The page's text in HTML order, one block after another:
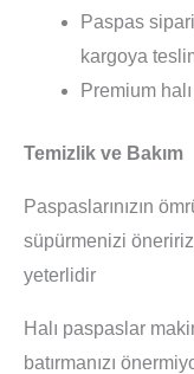
Paspas
kargoya
Premium
Temizlik ve Bakım
Paspaslarınızın
süpürmenizi
yeterlidir
Halı paspaslar
batırmanızı